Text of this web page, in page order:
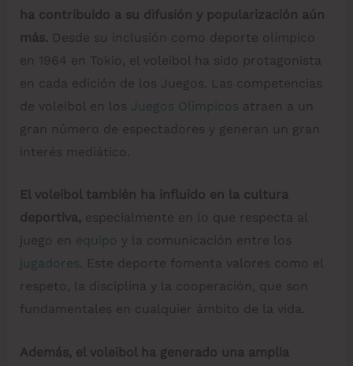
ha contribuido a su difusión y popularización aún
más. Desde su inclusión como deporte olímpico
en 1964 en Tokio, el voleibol ha sido protagonista
en cada edición de los Juegos. Las competencias
de voleibol en los Juegos Olímpicos atraen a un
gran número de espectadores y generan un gran
interés mediático.
El voleibol también ha influido en la cultura
deportiva,especialmente en lo que respecta al
juego en equipo y la comunicación entre los
jugadores. Este deporte fomenta valores como el
respeto, la disciplina y la cooperación, que son
fundamentales en cualquier ámbito de la vida.
Además, el voleibol ha generado una amplia